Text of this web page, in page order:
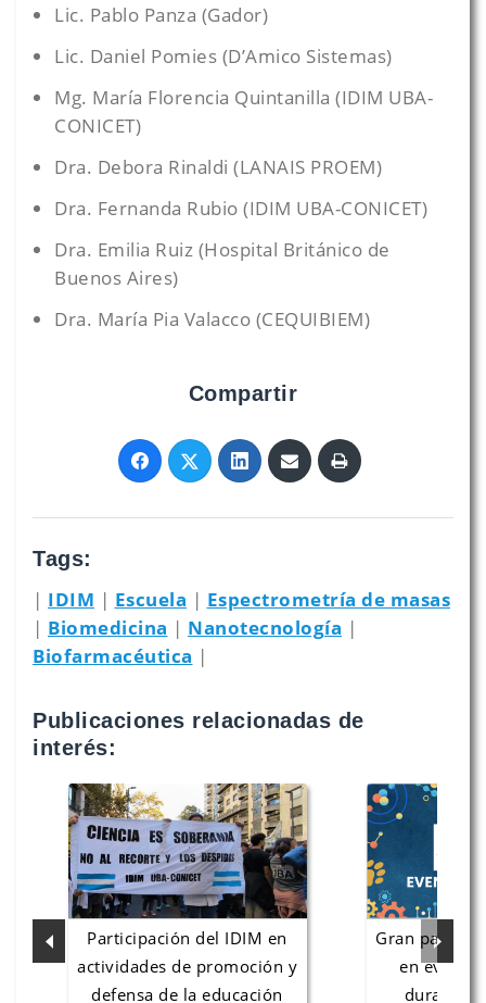
Lic. Pablo Panza (Gador)
Lic. Daniel Pomies (D’Amico Sistemas)
Mg. María Florencia Quintanilla (IDIM UBA-
CONICET)
Dra. Debora Rinaldi (LANAIS PROEM)
Dra. Fernanda Rubio (IDIM UBA-CONICET)
Dra. Emilia Ruiz (Hospital Británico de
Buenos Aires)
Dra. María Pia Valacco (CEQUIBIEM)
Compartir
Tags:
| IDIM | Escuela | Espectrometría de masas
| Biomedicina | Nanotecnología |
Biofarmacéutica |
Publicaciones relacionadas de
interés:
Participación del IDIM en
actividades de promoción y
defensa de la educación
Gran
en eventos
durante el